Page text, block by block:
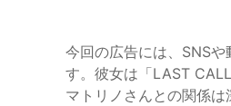
今回の広告には、SNS
す。彼女は「LAST
マトリノさんとの関係